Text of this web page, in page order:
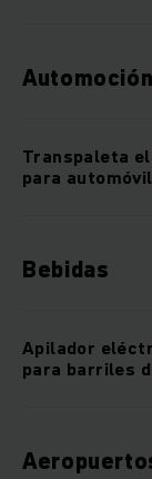
Automoción
Transpaleta
para
Bebidas
Apilador
para barriles